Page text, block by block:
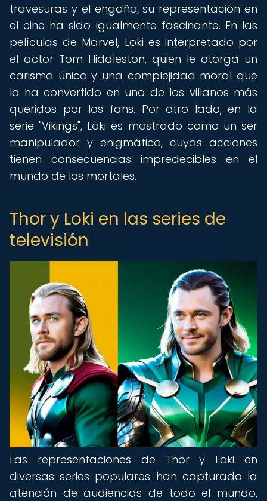
travesuras y el engaño, su representación en
el cine ha sido igualmente fascinante. En las
películas de Marvel, Loki es interpretado por
el actor Tom Hiddleston, quien le otorga un
carisma único y una complejidad moral que
lo ha convertido en uno de los villanos más
queridos por los fans. Por otro lado, en la
serie "Vikings", Loki es mostrado como un ser
manipulador y enigmático, cuyas acciones
tienen consecuencias impredecibles en el
mundo de los mortales.
Thor y Loki en las series de
televisión
Las representaciones de Thor y Loki en
diversas series populares han capturado la
atención de audiencias de todo el mundo,